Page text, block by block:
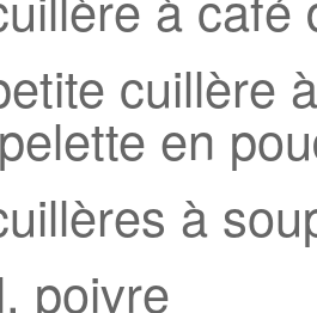
cuillère
en
à
poivre